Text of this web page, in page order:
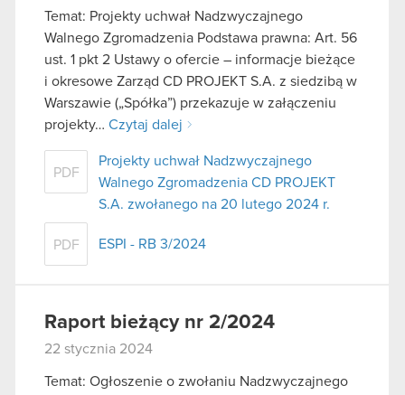
Temat: Projekty uchwał Nadzwyczajnego
Walnego Zgromadzenia Podstawa prawna: Art. 56
ust. 1 pkt 2 Ustawy o ofercie – informacje bieżące
i okresowe Zarząd CD PROJEKT S.A. z siedzibą w
Warszawie („Spółka”) przekazuje w załączeniu
projekty… Czytaj dalej
PDF
Projekty uchwał Nadzwyczajnego
Walnego Zgromadzenia CD PROJEKT
S.A. zwołanego na 20 lutego 2024 r.
PDF ESPI - RB 3/2024
Raport bieżący nr 2/2024
22 stycznia 2024
Temat: Ogłoszenie o zwołaniu Nadzwyczajnego